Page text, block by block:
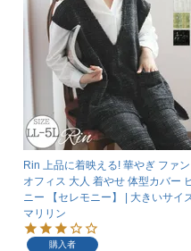
Rin 上品に着映える! 華やぎ ファ
オフィス 大人 着やせ 体型カバー
ニー 【セレモニー】 | 大きいサイ
マリリン
購入者